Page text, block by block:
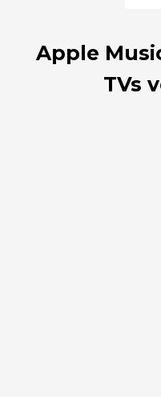
Apple
TVs